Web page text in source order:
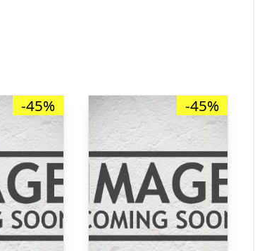
-45% -45%